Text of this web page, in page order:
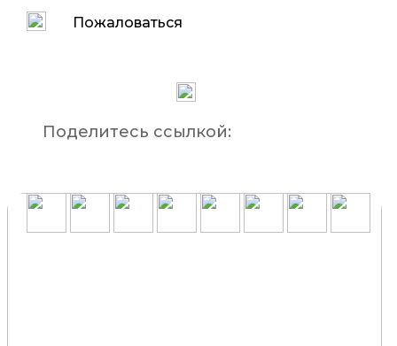
Пожаловаться
Поделитесь ссылкой: